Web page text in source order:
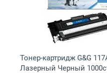
700стр, W2071A
картридж G&G 117A
Тонер-картридж G&G
Лазерный Черный